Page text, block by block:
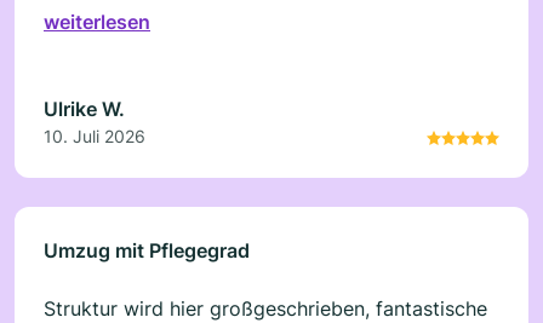
weiterlesen
Ulrike W.
10. Juli 2026
Umzug mit Pflegegrad
Struktur wird hier großgeschrieben, fantastische